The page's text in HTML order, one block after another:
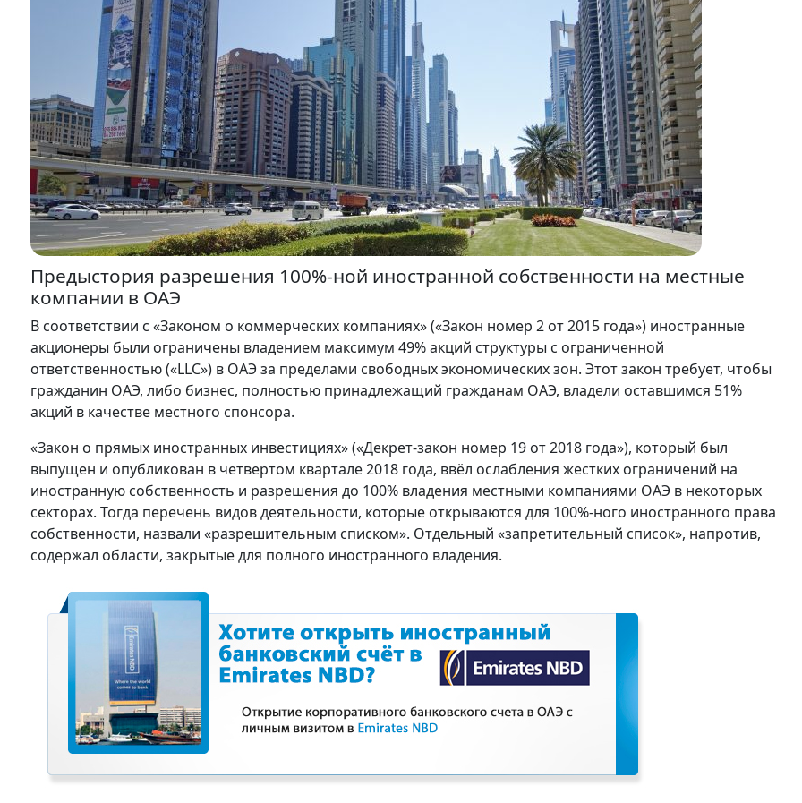
Предыстория разрешения 100%-ной иностранной собственности на местные
компании в ОАЭ
В соответствии с «Законом о коммерческих компаниях» («Закон номер 2 от 2015 года») иностранные
акционеры были ограничены владением максимум 49% акций структуры с ограниченной
ответственностью («LLC») в ОАЭ за пределами свободных экономических зон. Этот закон требует, чтобы
гражданин ОАЭ, либо бизнес, полностью принадлежащий гражданам ОАЭ, владели оставшимся 51%
акций в качестве местного спонсора.
«Закон о прямых иностранных инвестициях» («Декрет-закон номер 19 от 2018 года»), который был
выпущен и опубликован в четвертом квартале 2018 года, ввёл ослабления жестких ограничений на
иностранную собственность и разрешения до 100% владения местными компаниями ОАЭ в некоторых
секторах. Тогда перечень видов деятельности, которые открываются для 100%-ного иностранного права
собственности, назвали «разрешительным списком». Отдельный «запретительный список», напротив,
содержал области, закрытые для полного иностранного владения.